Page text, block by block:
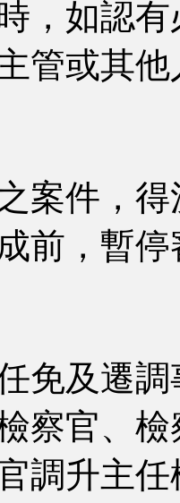
如認有
管或其
件，得
前，暫停
及遷調
官、檢
升主任